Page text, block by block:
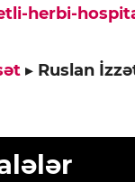
herbi-
▸ Ruslan